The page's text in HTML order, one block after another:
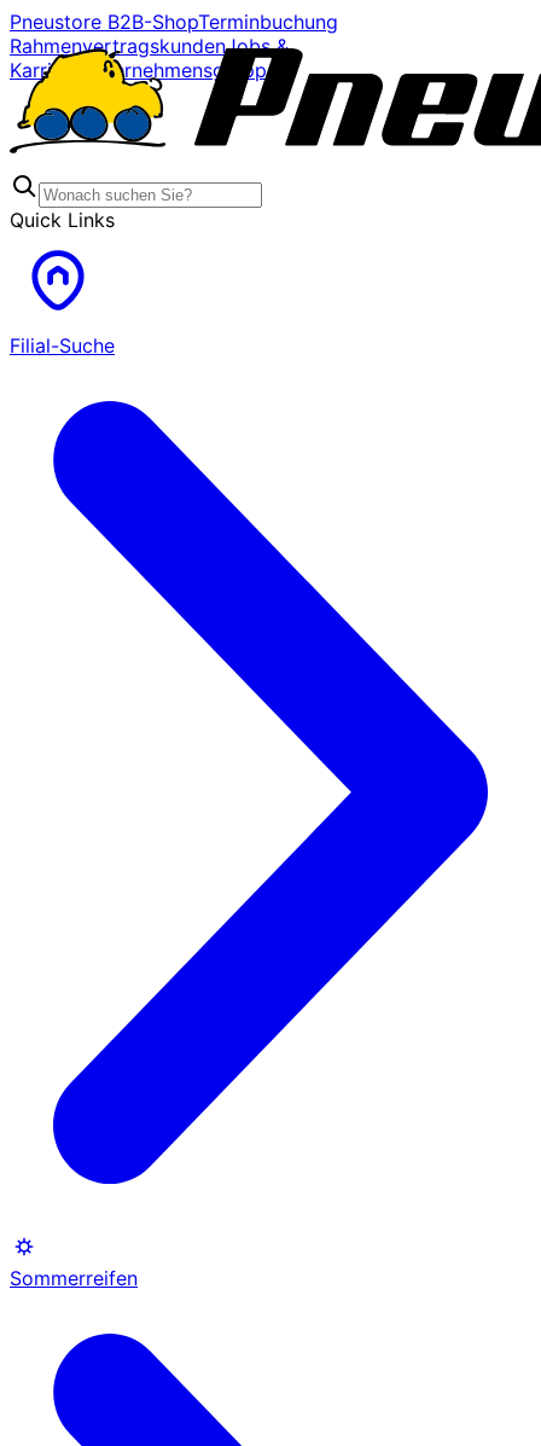
Pneustore B2B-ShopTerminbuchung
RahmenvertragskundenJobs &
Karriere
Unternehmensgruppe
Quick Links
Filial-Suche
Sommerreifen